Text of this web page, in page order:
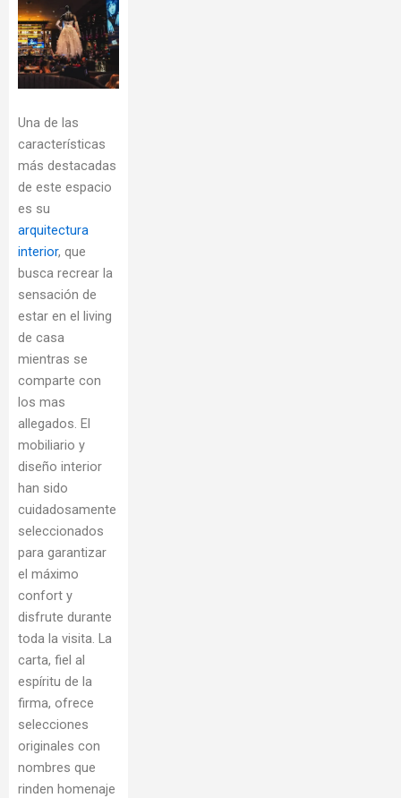
Una de las
características
más destacadas
de este espacio
es su
arquitectura
interior, que
busca recrear la
sensación de
estar en el living
de casa
mientras se
comparte con
los mas
allegados. El
mobiliario y
diseño interior
han sido
cuidadosamente
seleccionados
para garantizar
el máximo
confort y
disfrute durante
toda la visita. La
carta, fiel al
espíritu de la
firma, ofrece
selecciones
originales con
nombres que
rinden homenaje